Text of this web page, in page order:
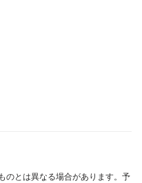
のとは異なる場合があります。予